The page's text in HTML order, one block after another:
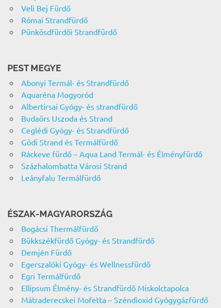
Veli Bej Fürdő
Római Strandfürdő
Pünkösdfürdői Strandfürdő
PEST MEGYE
Abonyi Termál- és Strandfürdő
Aquaréna Mogyoród
Albertirsai Gyógy- és strandfürdő
Budaörs Uszoda és Strand
Ceglédi Gyógy- és Strandfürdő
Gödi Strand és Termálfürdő
Ráckeve fürdő – Aqua Land Termál- és Élményfürdő
Százhalombatta Városi Strand
Leányfalu Termálfürdő
ÉSZAK-MAGYARORSZÁG
Bogácsi Thermálfürdő
Bükkszékfürdő Gyógy- és Strandfürdő
Demjén Fürdő
Egerszalóki Gyógy- és Wellnessfürdő
Egri Termálfürdő
Ellipsum Élmény- és Strandfürdő Miskolctapolca
Mátraderecskei Mofetta – Széndioxid Gyógygázfürdő